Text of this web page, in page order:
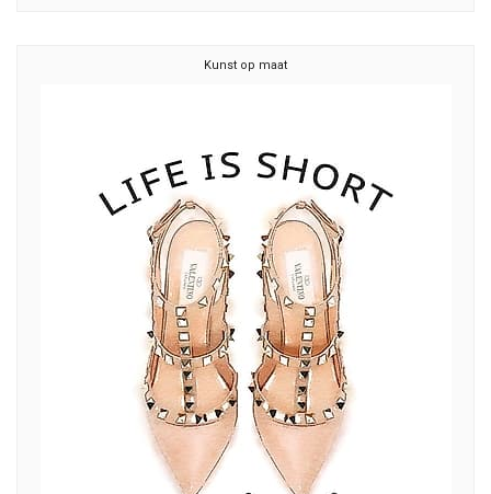
Kunst op maat